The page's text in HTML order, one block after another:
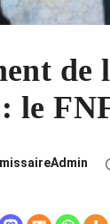
de
le